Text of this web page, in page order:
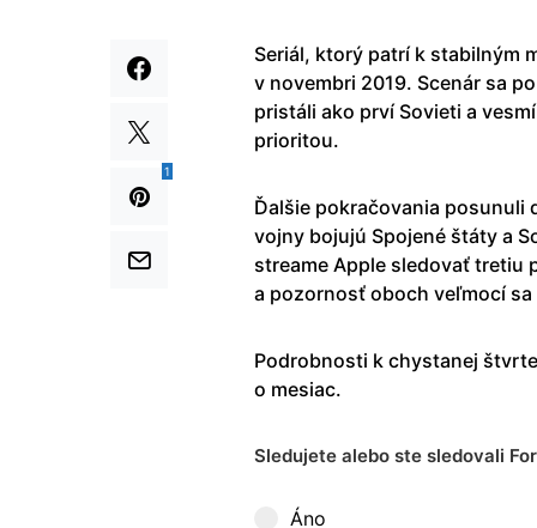
1
Seriál, ktorý patrí k stabilným
v novembri 2019. Scenár sa
pristáli ako prví Sovieti a
prioritou.
Ďalšie pokračovania posunuli
vojny bojujú Spojené štáty a
streame Apple sledovať tretiu
a pozornosť oboch veľmocí sa
Podrobnosti k chystanej
o mesiac.
Sledujete alebo ste sledovali
Áno